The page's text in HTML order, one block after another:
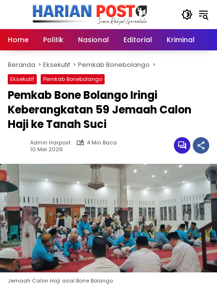
Home
Politik Nasional Editorial Kriminal
Beranda Eksekutif Pemkab Bonebolango
Eksekutif Pemkab Bonebolango
Pemkab Bone Bolango Iringi
Keberangkatan 59 Jemaah Calon
Haji ke Tanah Suci
Admin Harpost
4 Min Baca
10 Mei 2026
Jemaah Calon Haji asal Bone Bolango